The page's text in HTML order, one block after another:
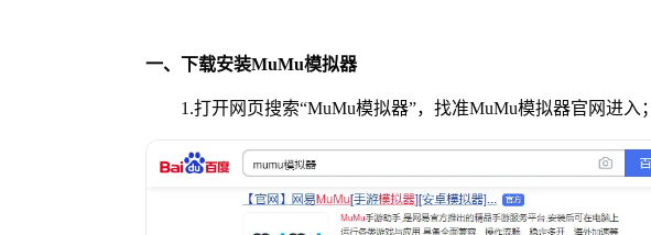
一、下载安装MuMu模拟器
1.打开网页搜索“MuMu模拟器”，找准MuMu模拟器官网进入；